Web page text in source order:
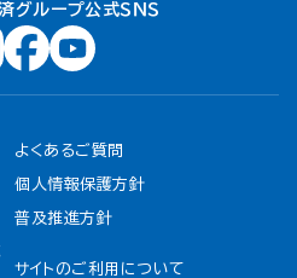
グループ公式ＳＮＳ
よくあるご質問
個人情報保護方針
普及推進方針
サイトのご利用について